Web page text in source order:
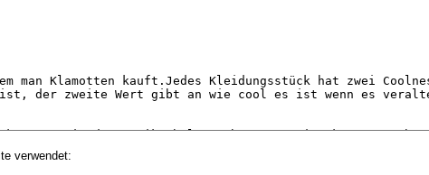
verwendet: